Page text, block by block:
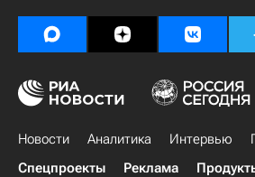
Новости Аналитика Интервью
Спецпроекты
Реклама